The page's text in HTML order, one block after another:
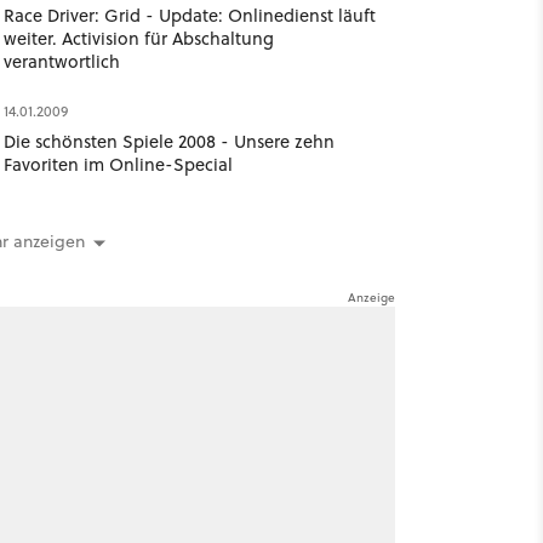
Race Driver: Grid - Update: Onlinedienst läuft
weiter. Activision für Abschaltung
verantwortlich
14.01.2009
Die schönsten Spiele 2008 - Unsere zehn
Favoriten im Online-Special
anzeigen